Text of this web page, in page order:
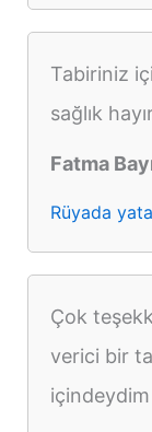
Tabiriniz
sağlık
Fatma
Rüyada
Çok
verici bir
içindeydim